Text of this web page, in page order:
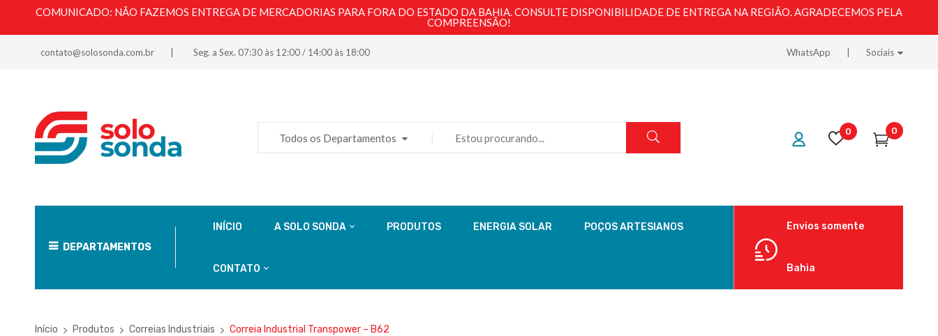
COMUNICADO: NÃO FAZEMOS ENTREGA DE MERCADORIAS PARA FORA DO ESTADO DA BAHIA. CONSULTE DISPONIBILIDADE DE ENTREGA NA REGIÃO. AGRADECEMOS PELA
COMPREENSÃO!
contato@solosonda.com.br Seg. a Sex. 07:30 às 12:00 / 14:00 às 18:00 WhatsApp Sociais
Todos os Departamentos
0 0
DEPARTAMENTOS
INÍCIO A SOLO SONDA PRODUTOS ENERGIA SOLAR POÇOS ARTESIANOS
CONTATO
Envios somente
Bahia
Início Produtos Correias Industriais Correia Industrial Transpower – B62